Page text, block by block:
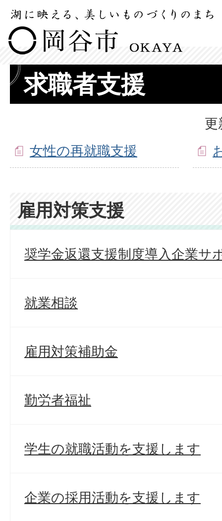
求職者支援
更
女性の再就職支援
雇用対策支援
奨学金返還支援制度導入企業サ
就業相談
雇用対策補助金
勤労者福祉
学生の就職活動を支援します
企業の採用活動を支援します